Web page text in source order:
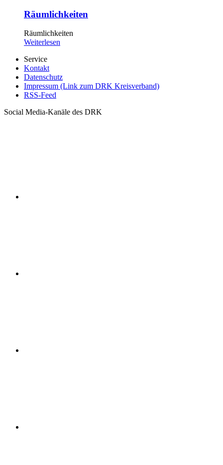
Räumlichkeiten
Räumlichkeiten
Weiterlesen
Service
Kontakt
Datenschutz
Impressum (Link zum DRK Kreisverband)
RSS-Feed
Social Media-Kanäle des DRK